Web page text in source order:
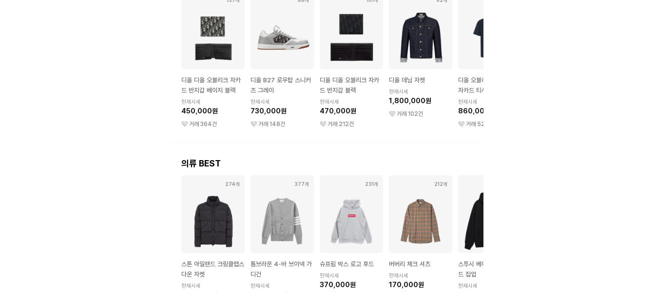
디올 디올 오블리크 자카
드 반지갑 베이지 블랙
현재시세
450,000원
거래 364건
디올 B27 로우탑 스니커
즈 그레이
현재시세
730,000원
거래 148건
디올 디올 오블리크 자카
드 반지갑 블랙
현재시세
470,000원
거래 212건
디올 데님 자켓
현재시세
1,800,000원
거래 102건
디올 오블리크 테리 코튼
자카드 티셔츠
현재시세
860,000원
거래 52
의류 BEST
274개
스톤 아일랜드 크링클랩스
다운 자켓
현재시세
377개
톰브라운 4-바 브이넥 가
디건
현재시세
231개
슈프림 박스 로고 후드
현재시세
370,000원
212개
버버리 체크 셔츠
현재시세
170,000원
스투시 베이직 스투시 후
드 집업
현재시세